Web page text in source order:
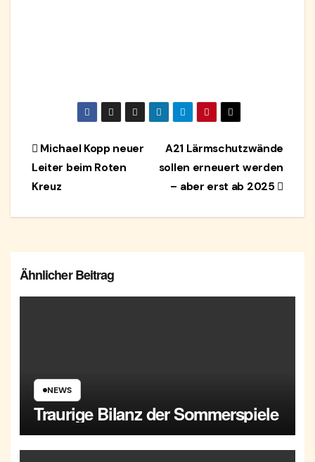
BeitragsnavigationA21 Lärmschutzwände
sollen erneuert werden
– aber erst ab 2025
Michael Kopp neuer
Leiter beim Roten
Kreuz
Ähnlicher Beitrag
NEWS
Traurige Bilanz der Sommerspiele